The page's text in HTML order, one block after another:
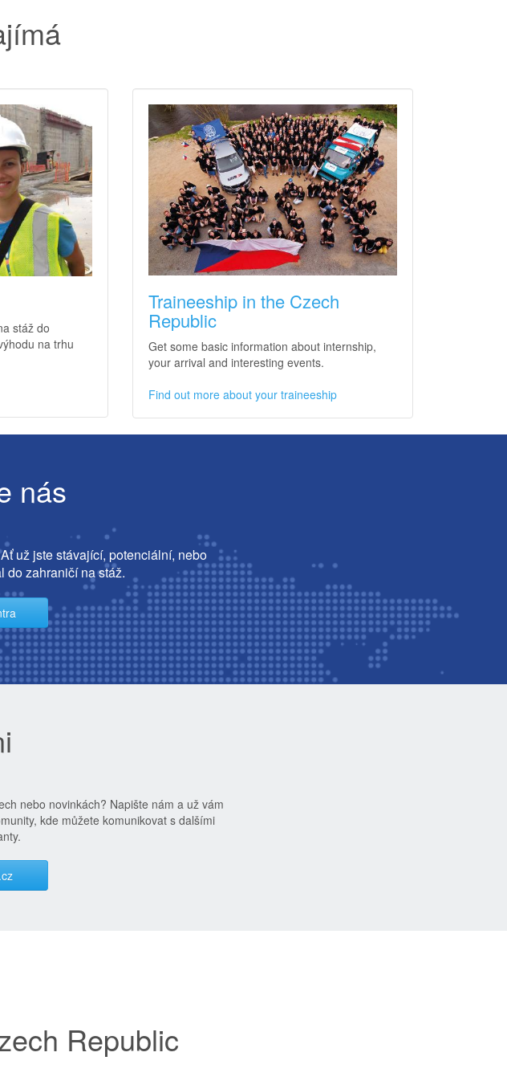
stáž do
na trhu
Traineeship in the Czech
Republic
Get some basic information about internship,
your arrival and interesting events.
Find out more about your traineeship
nás
už jste stávající, potenciální, nebo
do zahraničí na stáž.
nebo novinkách? Napište nám a už vám
kde můžete komunikovat s dalšími
Republic